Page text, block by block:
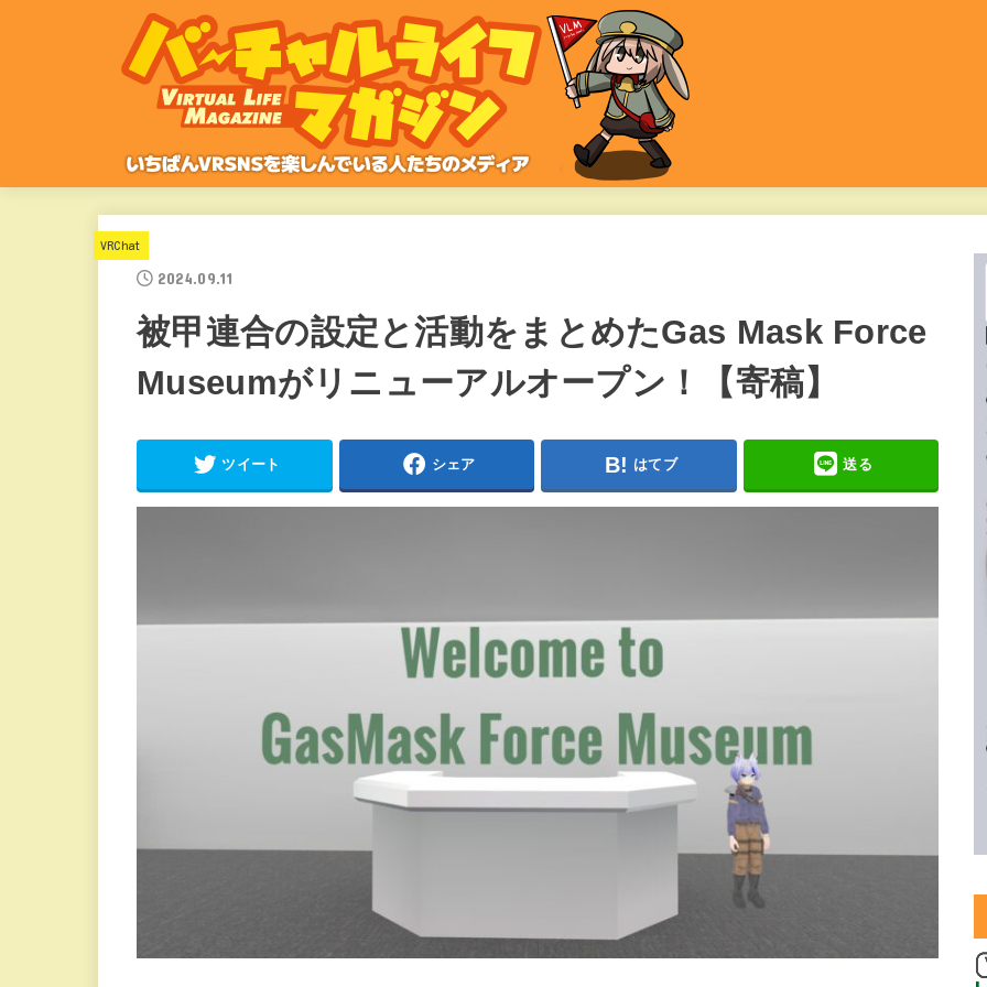
VRChat
2024.09.11
被甲連合の設定と活動をまとめたGas Mask Force
Museumがリニューアルオープン！【寄稿】
ツイート シェア はてブ 送る